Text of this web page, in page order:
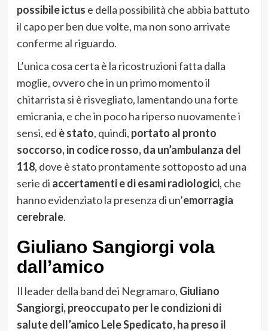
possibile ictus e della possibilità che abbia battuto
il capo per ben due volte, ma non sono arrivate
conferme al riguardo.
L’unica cosa certa è la ricostruzioni fatta dalla
moglie, ovvero che in un primo momento il
chitarrista si è risvegliato, lamentando una forte
emicrania, e che in poco ha riperso nuovamente i
sensi, ed è stato, quindi, portato al pronto
soccorso, in codice rosso, da un’ambulanza del
118, dove è stato prontamente sottoposto ad una
serie di accertamenti e di esami radiologici, che
hanno evidenziato la presenza di un’emorragia
cerebrale.
Giuliano Sangiorgi vola
dall’amico
Il leader della band dei Negramaro, Giuliano
Sangiorgi, preoccupato per le condizioni di
salute dell’amico Lele Spedicato, ha preso il